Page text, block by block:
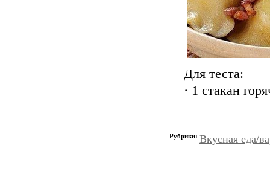
Для теста:
· 1 стакан
Рубрики: Вкусная еда/